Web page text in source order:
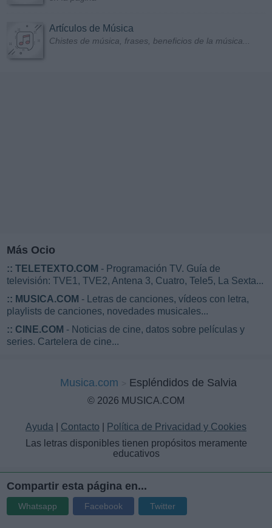
Artículos de Música
Chistes de música, frases, beneficios de la música...
Más Ocio
:: TELETEXTO.COM - Programación TV. Guía de
televisión: TVE1, TVE2, Antena 3, Cuatro, Tele5, La Sexta...
:: MUSICA.COM - Letras de canciones, vídeos con letra,
playlists de canciones, novedades musicales...
:: CINE.COM - Noticias de cine, datos sobre películas y
series. Cartelera de cine...
Musica.com Espléndidos de Salvia
© 2026 MUSICA.COM
Ayuda Contacto
Política de Privacidad y Cookies
Las letras disponibles tienen propósitos meramente
educativos
Compartir esta página en...
Whatsapp Facebook Twitter